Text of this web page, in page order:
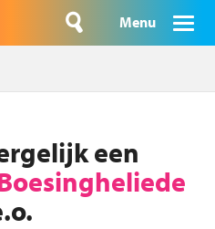
Menu
een